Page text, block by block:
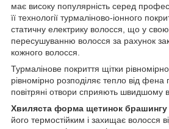
має високу популярність серед
її технології турмаліново-іонного
статичну електрику волосся, що у свою
пересушуванню волосся за рахунок
кожного волосся.
Турмалінове покриття щітки рівномірно
рівномірно розподіляє тепло від фена
повітряні отвори сприяють швидшому
Хвиляста форма щетинок брашингу
його термостійким і захищає волосся